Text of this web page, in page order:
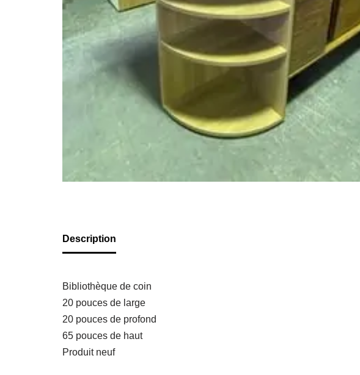
Description
Bibliothèque de coin
20 pouces de large
20 pouces de profond
65 pouces de haut
Produit neuf